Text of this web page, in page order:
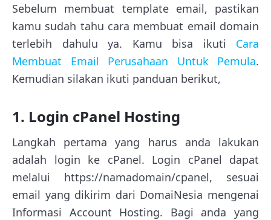
Sebelum membuat template email, pastikan
kamu sudah tahu cara membuat email domain
terlebih dahulu ya. Kamu bisa ikuti Cara
Membuat Email Perusahaan Untuk Pemula.
Kemudian silakan ikuti panduan berikut,
1. Login cPanel Hosting
Langkah pertama yang harus anda lakukan
adalah login ke cPanel. Login cPanel dapat
melalui https://namadomain/cpanel, sesuai
email yang dikirim dari DomaiNesia mengenai
Informasi Account Hosting. Bagi anda yang